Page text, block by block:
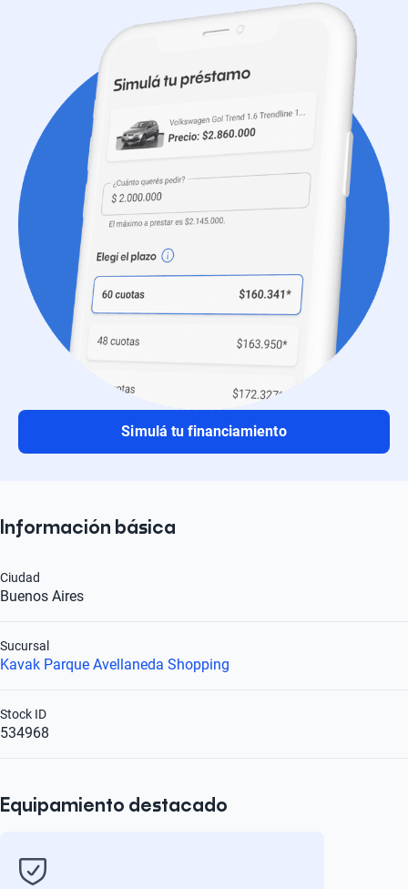
Simulá tu financiamiento
Información básica
Buenos Aires
Ciudad
Kavak Parque Avellaneda Shopping
Sucursal
534968
Stock ID
Equipamiento destacado